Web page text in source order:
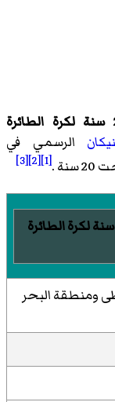
منتخب جمهورية الدومينيكان تحت 20 سنة لكرة الطائرة
الرسمي في
.
[1]
[2]
[3]
منتخب جمهورية الدومينيكان تحت 20 سنة لكرة الطائرة
ومنطقة البحر